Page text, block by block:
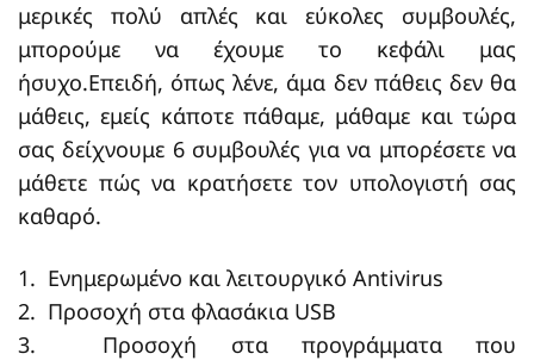
μερικές πολύ απλές και εύκολες συμβουλές,
μπορούμε να έχουμε το κεφάλι μας
ήσυχο.Επειδή, όπως λένε, άμα δεν πάθεις δεν θα
μάθεις, εμείς κάποτε πάθαμε, μάθαμε και τώρα
σας δείχνουμε 6 συμβουλές για να μπορέσετε να
μάθετε πώς να κρατήσετε τον υπολογιστή σας
καθαρό.
1. Ενημερωμένο και λειτουργικό Antivirus
2. Προσοχή στα φλασάκια USB
3. Προσοχή στα προγράμματα που